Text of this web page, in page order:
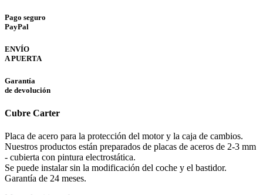
Pago seguro
PayPal
ENVÍO
A PUERTA
Garantía
de devolución
Cubre Carter
Placa de acero para la protección del motor y la caja de cambios.
Nuestros productos están preparados de placas de aceros de 2-3 mm
- cubierta con pintura electrostática.
Se puede instalar sin la modificación del coche y el bastidor.
Garantía de 24 meses.